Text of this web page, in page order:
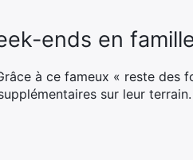
ends en
à ce fameux « reste des
sur leur